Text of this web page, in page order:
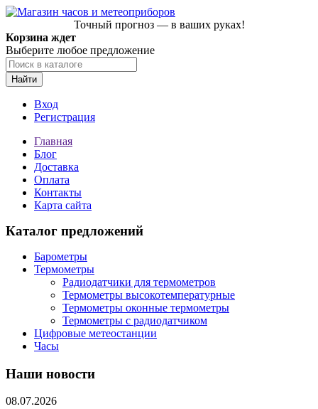
Точный прогноз — в ваших руках!
Корзина ждет
Выберите любое предложение
Найти
Вход
Регистрация
Главная
Блог
Доставка
Оплата
Контакты
Карта сайта
Каталог предложений
Барометры
Термометры
Радиодатчики для термометров
Термометры высокотемпературные
Термометры оконные термометры
Термометры с радиодатчиком
Цифровые метеостанции
Часы
Наши новости
08.07.2026